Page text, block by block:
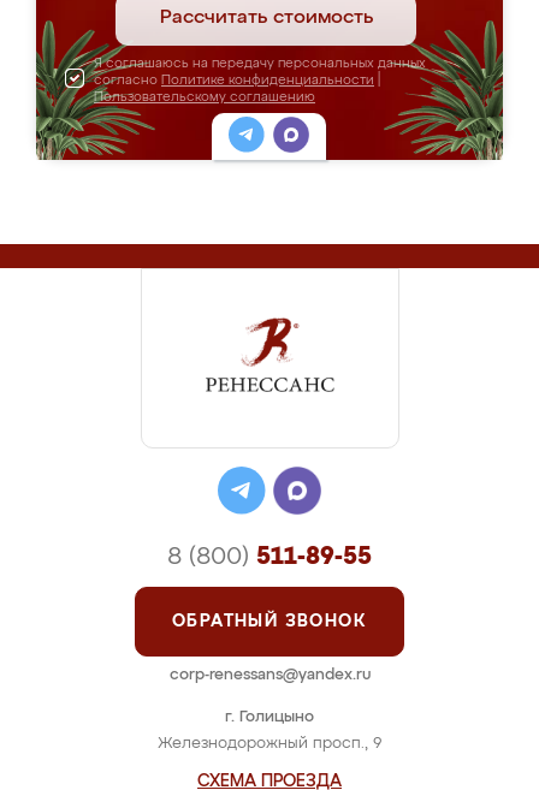
Рассчитать стоимость
Я соглашаюсь на передачу персональных данных
согласно Политике конфиденциальности
Пользовательскому соглашению
г. Голицыно
Железнодорожный просп., 9
СХЕМА ПРОЕЗДА
8 (800) 511-89-55
ОБРАТНЫЙ ЗВОНОК
corp-renessans@yandex.ru